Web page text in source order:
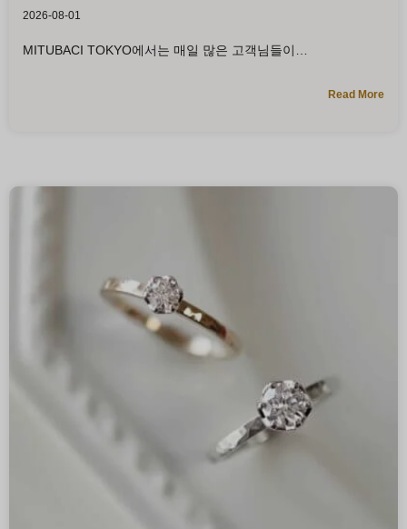
2026-08-01
MITUBACI TOKYO에서는 매일 많은 고객님들이
Read More